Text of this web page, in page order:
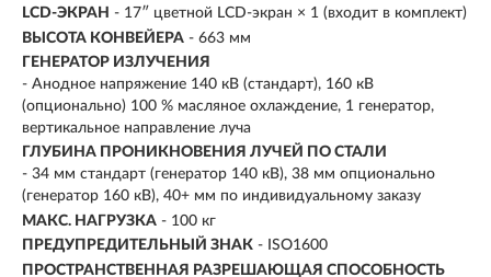
LCD-ЭКРАН - 17″ цветной LCD-экран × 1 (входит в комплект)
ВЫСОТА КОНВЕЙЕРА - 663 мм
ГЕНЕРАТОР ИЗЛУЧЕНИЯ
- Анодное напряжение 140 кВ (стандарт), 160 кВ
(опционально) 100 % масляное охлаждение, 1 генератор,
вертикальное направление луча
ГЛУБИНА ПРОНИКНОВЕНИЯ ЛУЧЕЙ ПО СТАЛИ
- 34 мм стандарт (генератор 140 кВ), 38 мм опционально
(генератор 160 кВ), 40+ мм по индивидуальному заказу
МАКС. НАГРУЗКА - 100 кг
ПРЕДУПРЕДИТЕЛЬНЫЙ ЗНАК - ISO1600
ПРОСТРАНСТВЕННАЯ РАЗРЕШАЮЩАЯ СПОСОБНОСТЬ